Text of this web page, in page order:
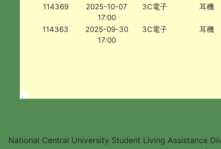
114369
2025-10-07
17:00
3C電子 耳機
114363
2025-09-30
17:00
3C電子 耳機
National Central University Student Living Assistance